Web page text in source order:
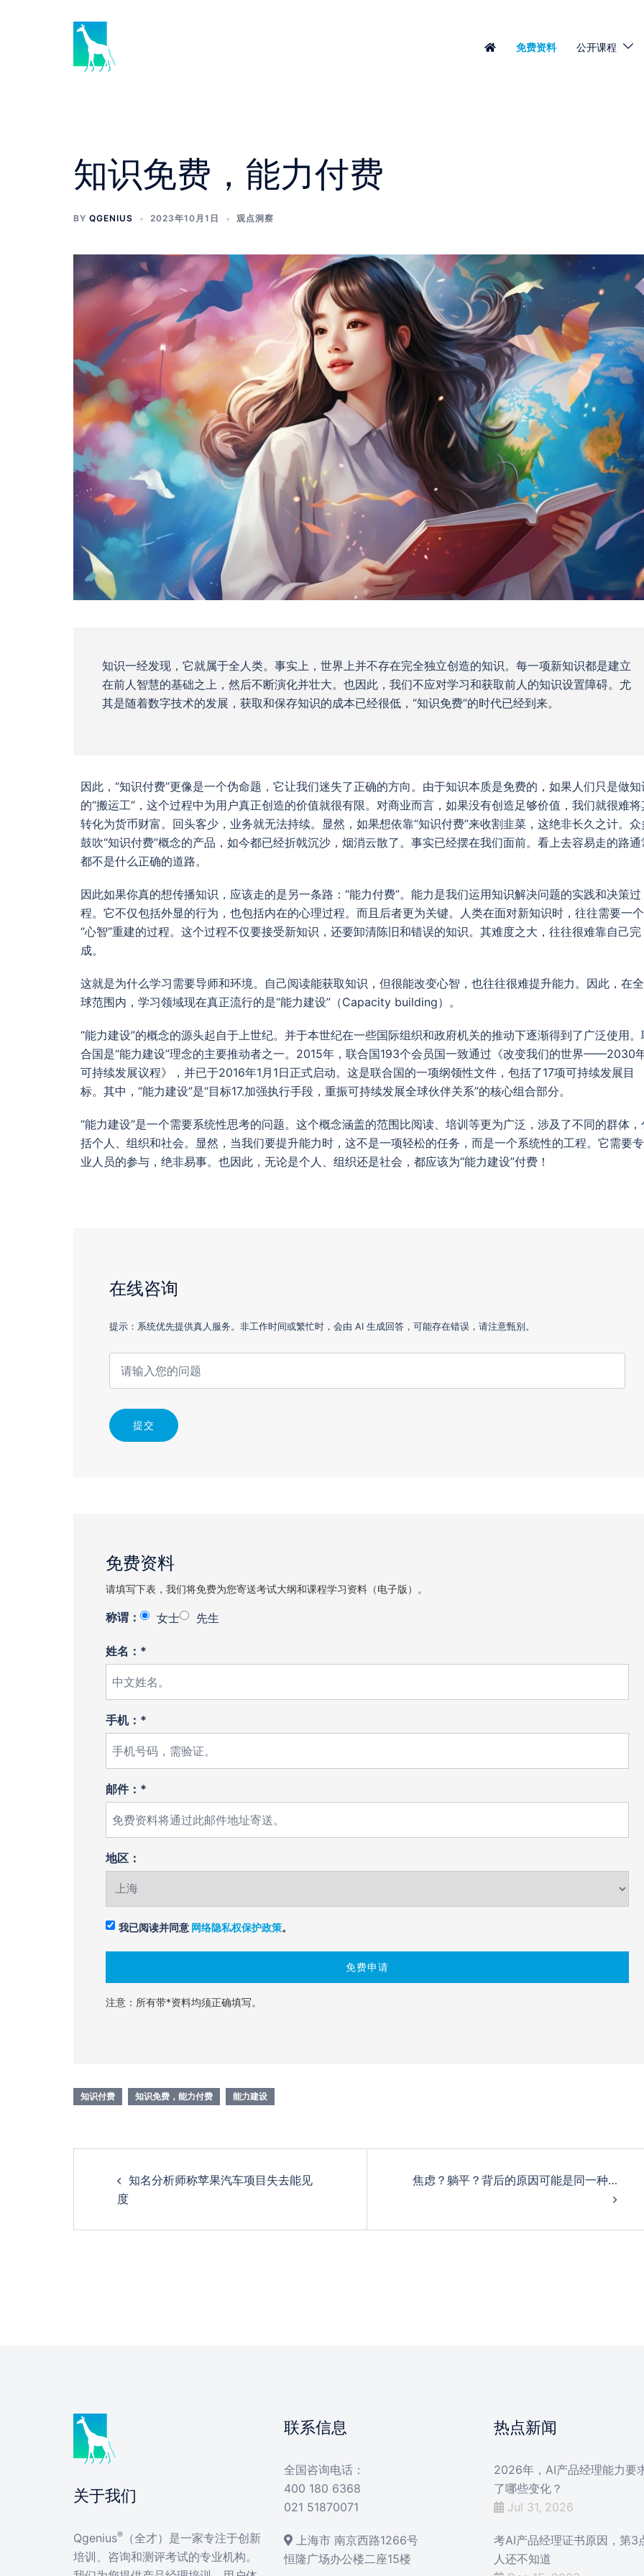
免费资料 公开课程
知识免费，能力付费
BY QGENIUS 2023年10月1日 观点洞察
知识一经发现，它就属于全人类。事实上，世界上并不存在完全独立创造的知识。每一项新知识都是建立
在前人智慧的基础之上，然后不断演化并壮大。也因此，我们不应对学习和获取前人的知识设置障碍。尤
其是随着数字技术的发展，获取和保存知识的成本已经很低，“知识免费”的时代已经到来。
因此，“知识付费”更像是一个伪命题，它让我们迷失了正确的方向。由于知识本质是免费的，如果人们只是做知
的“搬运工”，这个过程中为用户真正创造的价值就很有限。对商业而言，如果没有创造足够价值，我们就很难将
转化为货币财富。回头客少，业务就无法持续。显然，如果想依靠“知识付费”来收割韭菜，这绝非长久之计。众
鼓吹“知识付费”概念的产品，如今都已经折戟沉沙，烟消云散了。事实已经摆在我们面前。看上去容易走的路通
都不是什么正确的道路。
因此如果你真的想传播知识，应该走的是另一条路：“能力付费”。能力是我们运用知识解决问题的实践和决策过
程。它不仅包括外显的行为，也包括内在的心理过程。而且后者更为关键。人类在面对新知识时，往往需要一个
“心智”重建的过程。这个过程不仅要接受新知识，还要卸清陈旧和错误的知识。其难度之大，往往很难靠自己完
成。
这就是为什么学习需要导师和环境。自己阅读能获取知识，但很能改变心智，也往往很难提升能力。因此，在全
球范围内，学习领域现在真正流行的是“能力建设”（Capacity building）。
“能力建设”的概念的源头起自于上世纪。并于本世纪在一些国际组织和政府机关的推动下逐渐得到了广泛使用。
合国是“能力建设”理念的主要推动者之一。2015年，联合国193个会员国一致通过《改变我们的世界——2030
可持续发展议程》，并已于2016年1月1日正式启动。这是联合国的一项纲领性文件，包括了17项可持续发展目
标。其中，“能力建设”是“目标17.加强执行手段，重振可持续发展全球伙伴关系”的核心组合部分。
“能力建设”是一个需要系统性思考的问题。这个概念涵盖的范围比阅读、培训等更为广泛，涉及了不同的群体，
括个人、组织和社会。显然，当我们要提升能力时，这不是一项轻松的任务，而是一个系统性的工程。它需要专
业人员的参与，绝非易事。也因此，无论是个人、组织还是社会，都应该为“能力建设”付费！
在线咨询
提示：系统优先提供真人服务。非工作时间或繁忙时，会由 AI 生成回答，可能存在错误，请注意甄别。
提交
免费资料
请填写下表，我们将免费为您寄送考试大纲和课程学习资料（电子版）。
称谓： 女士 先生
姓名：*
手机：*
邮件：*
地区：
我已阅读并同意 网络隐私权保护政策。
注意：所有带*资料均须正确填写。
知识付费 知识免费，能力付费 能力建设
知名分析师称苹果汽车项目失去能见
度
焦虑？躺平？背后的原因可能是同一种…
关于我们
Qgenius®
（全才）是一家专注于创新
培训、咨询和测评考试的专业机构。
联系信息
全国咨询电话：
400 180 6368
021 51870071
上海市 南京西路1266号
恒隆广场办公楼二座15楼
热点新闻
2026年，AI产品经理能力要
了哪些变化？
Jul 31, 2026
考AI产品经理证书原因，第3
人还不知道